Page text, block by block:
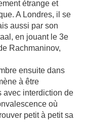
étrange et
A Londres, il se
aussi par son
en jouant le 3e
Rachmaninov,
ensuite dans
à être
avec interdiction de
où
petit à petit sa